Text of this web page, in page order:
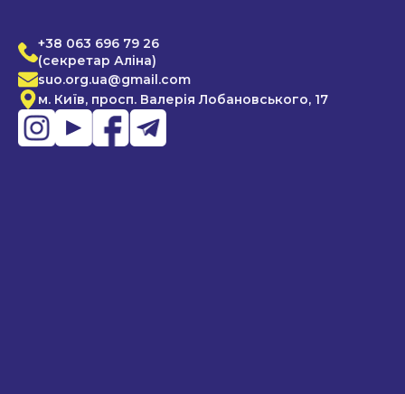
+38 063 696 79 26
(секретар Аліна)
suo.org.ua@gmail.com
м. Київ, просп. Валерія Лобановського, 17